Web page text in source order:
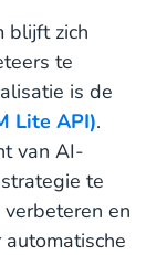
blijft zich
te
is de
Lite API).
van AI-
te
en